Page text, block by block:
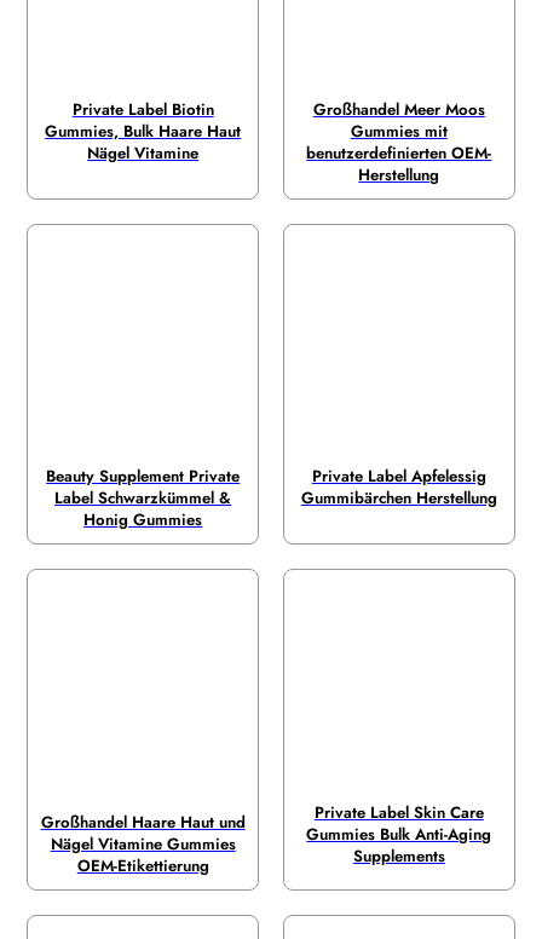
Private Label Biotin
Gummies, Bulk Haare Haut
Nägel Vitamine
Großhandel Meer Moos
Gummies mit
benutzerdefinierten OEM-
Herstellung
Beauty Supplement Private
Label Schwarzkümmel &
Honig Gummies
Private Label Apfelessig
Gummibärchen Herstellung
Großhandel Haare Haut und
Nägel Vitamine Gummies
OEM-Etikettierung
Private Label Skin Care
Gummies Bulk Anti-Aging
Supplements